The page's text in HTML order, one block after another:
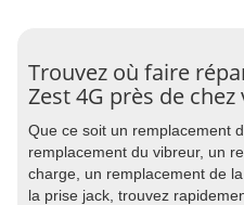
Trouvez où faire
Zest 4G près de chez
Que ce soit un remplacement
remplacement du vibreur, un
charge, un remplacement de
la prise jack, trouvez